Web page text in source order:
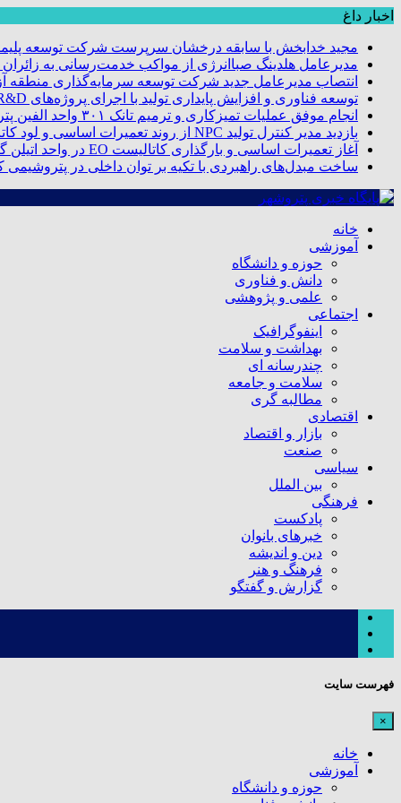
اخبار داغ
مجید خدابخش با سابقه درخشان سرپرست شرکت توسعه
مدیرعامل هلدینگ صباانرژی از مواکب خدمت‌رسانی به زائران
انتصاب مدیرعامل جدید شرکت توسعه سرمایه‌گذاری منطقه
توسعه فناوری و افزایش پایداری تولید با اجرای پروژه‌های R&D مبتنی بر اعتبار مالیاتی
انجام موفق عملیات تمیزکاری و ترمیم تانک ۳۰۱ واحد الفین پتروشیمی مروارید
بازدید مدیر کنترل تولید NPC از روند تعمیرات اساسی و لود کاتالیست پتروشیمی مروارید
آغاز تعمیرات اساسی و بارگذاری کاتالیست EO در واحد اتیلن گلایکول پتروشیمی مروارید
ساخت مبدل‌های راهبردی با تکیه بر توان داخلی در
خانه
آموزشی
حوزه و دانشگاه
دانش و فناوری
علمی و پژوهشی
اجتماعی
اینفوگرافیک
بهداشت و سلامت
چندرسانه ای
سلامت و جامعه
مطالبه گری
اقتصادی
بازار و اقتصاد
صنعت
سیاسی
بین الملل
فرهنگی
پادکست
خبرهای بانوان
دین و اندیشه
فرهنگ و هنر
گزارش و گفتگو
فهرست سایت
×
خانه
آموزشی
حوزه و دانشگاه